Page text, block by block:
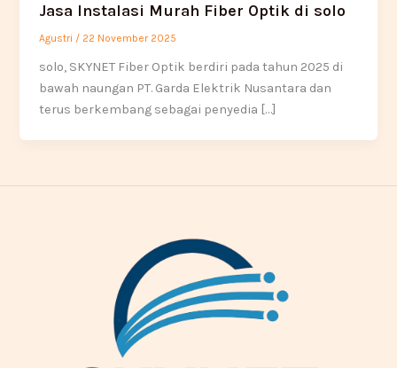
Jasa Instalasi Murah Fiber Optik di solo
Agustri / 22 November 2025
solo, SKYNET Fiber Optik berdiri pada tahun 2025 di
bawah naungan PT. Garda Elektrik Nusantara dan
terus berkembang sebagai penyedia […]